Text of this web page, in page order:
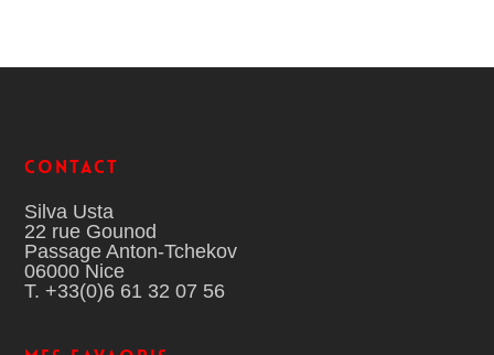
Contact
Silva Usta
22 rue Gounod
Passage Anton-Tchekov
06000 Nice
T. +33(0)6 61 32 07 56